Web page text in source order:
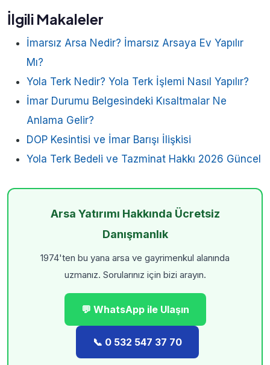
İlgili Makaleler
İmarsız Arsa Nedir? İmarsız Arsaya Ev Yapılır
Mı?
Yola Terk Nedir? Yola Terk İşlemi Nasıl Yapılır?
İmar Durumu Belgesindeki Kısaltmalar Ne
Anlama Gelir?
DOP Kesintisi ve İmar Barışı İlişkisi
Yola Terk Bedeli ve Tazminat Hakkı 2026 Güncel
Arsa Yatırımı Hakkında Ücretsiz
Danışmanlık
1974'ten bu yana arsa ve gayrimenkul alanında
uzmanız. Sorularınız için bizi arayın.
💬 WhatsApp ile Ulaşın
📞 0 532 547 37 70